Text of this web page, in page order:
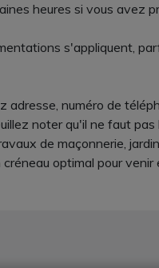
heures si vous avez
s'appliquent,
numéro de
noter qu'il ne faut pas
de maçonnerie,
optimal pour venir